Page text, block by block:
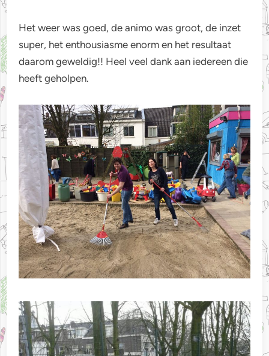
Het weer was goed, de animo was groot, de inzet
super, het enthousiasme enorm en het resultaat
daarom geweldig!! Heel veel dank aan iedereen die
heeft geholpen.